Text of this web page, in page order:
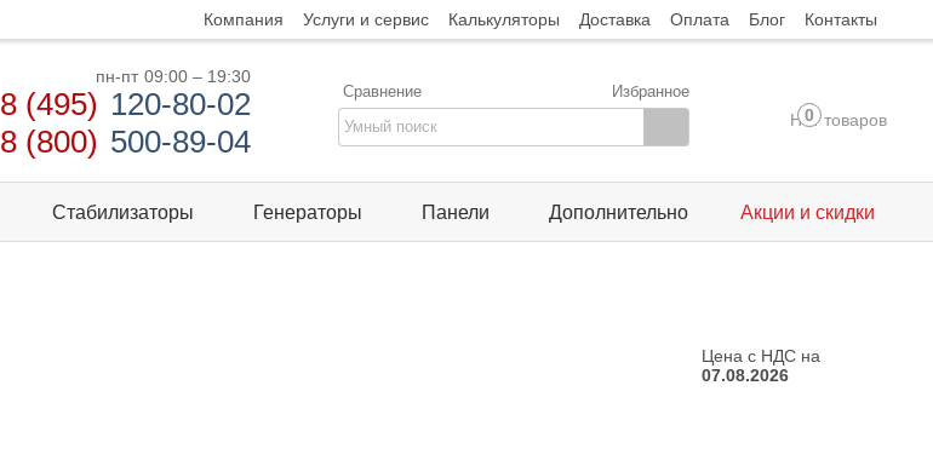
Компания Услуги и сервис Калькуляторы Доставка Оплата Блог Контакты
пн-пт 09:00 – 19:30
8 (495) 120-80-02
8 (800) 500-89-04
Сравнение Избранное
0
Нет товаров
Стабилизаторы Генераторы Панели Дополнительно Акции и скидки
Цена с НДС на
07.08.2026